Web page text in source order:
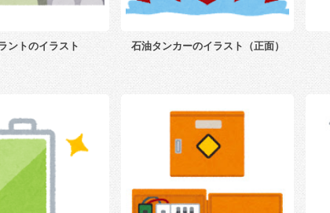
ントのイラスト 石油タンカーのイラスト（正面）